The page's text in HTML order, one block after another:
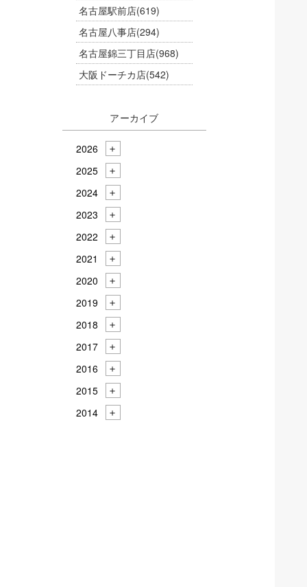
名古屋駅前店(619)
名古屋八事店(294)
名古屋錦三丁目店(968)
大阪ドーチカ店(542)
アーカイブ
2026
2025
2024
2023
2022
2021
2020
2019
2018
2017
2016
2015
2014